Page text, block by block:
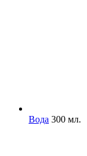
Вода 300 мл.